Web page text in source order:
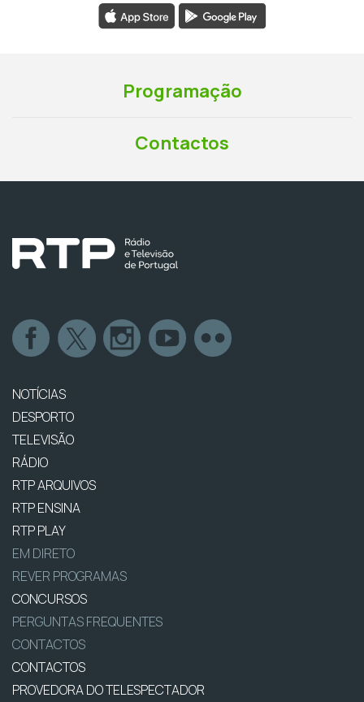
Programação
Contactos
NOTÍCIAS
DESPORTO
TELEVISÃO
RÁDIO
RTP ARQUIVOS
RTP ENSINA
RTP PLAY
EM DIRETO
REVER PROGRAMAS
CONCURSOS
PERGUNTAS FREQUENTES
CONTACTOS
CONTACTOS
PROVEDORA DO TELESPECTADOR